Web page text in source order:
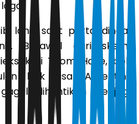
lahir saat pertandingan
Berawal dari skema
Thom Haye, bola
bek asal Argentina,
dihentikan penjaga